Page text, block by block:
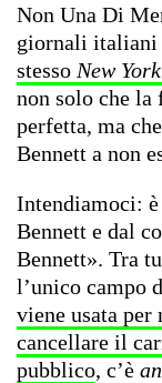
Non Una Di
giornali italiani
stesso New
non solo che la
perfetta, ma
Bennett a non
Intendiamoci: è
Bennett e dal
Bennett». Tra
l’unico campo
viene usata
cancellare il
pubblico, c’è